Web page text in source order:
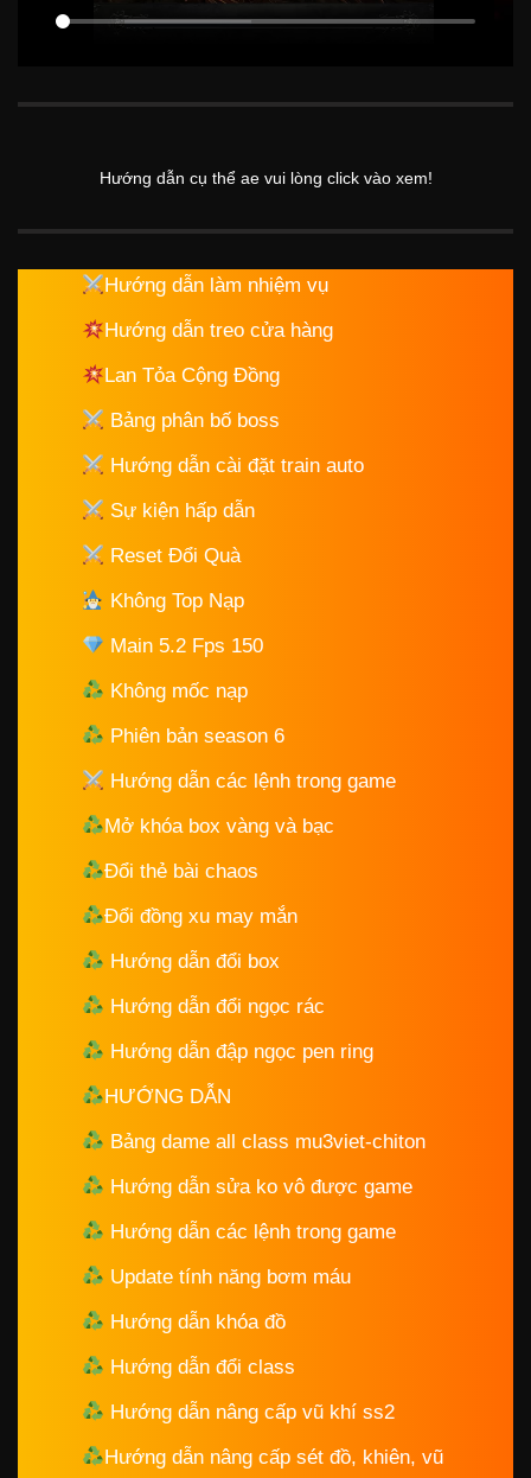
Hướng dẫn cụ thể ae vui lòng click vào xem!
Hướng dẫn làm nhiệm vụ
Hướng dẫn treo cửa hàng
Lan Tỏa Cộng Đồng
Bảng phân bố boss
Hướng dẫn cài đặt train auto
Sự kiện hấp dẫn
Reset Đổi Quà
Không Top Nạp
Main 5.2 Fps 150
Không mốc nạp
Phiên bản season 6
Hướng dẫn các lệnh trong game
Mở khóa box vàng và bạc
Đổi thẻ bài chaos
Đổi đồng xu may mắn
Hướng dẫn đổi box
Hướng dẫn đổi ngọc rác
Hướng dẫn đập ngọc pen ring
HƯỚNG DẪN
Bảng dame all class mu3viet-chiton
Hướng dẫn sửa ko vô được game
Hướng dẫn các lệnh trong game
Update tính năng bơm máu
Hướng dẫn khóa đồ
Hướng dẫn đổi class
Hướng dẫn nâng cấp vũ khí ss2
Hướng dẫn nâng cấp sét đồ, khiên, vũ